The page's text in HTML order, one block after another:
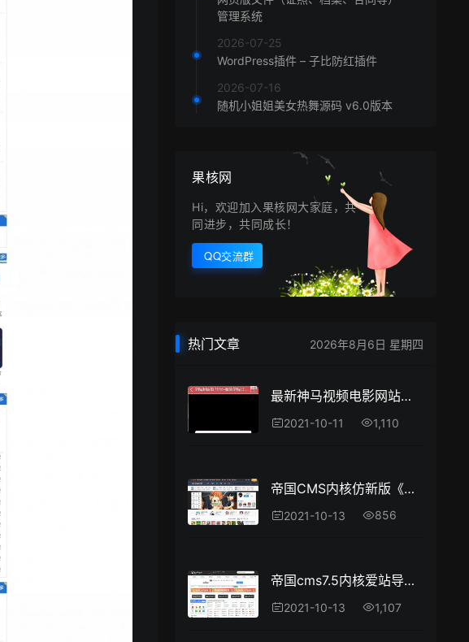
管理系统
2026-07-25
WordPress插件 – 子比防红插件
2026-07-16
随机小姐姐美女热舞源码 v6.0版本
果核网
Hi，欢迎加入果核网大家庭，共
同进步，共同成长！
QQ交流群
热门文章 2026年8月6日 星期四
最新神马视频电影网站源码二次修复 带VIP系统+采集
2021-10-11 1,110
帝国CMS内核仿新版《核弹头》手机H5小游戏网站源码 带手机版
2021-10-13 856
帝国cms7.5内核爱站导航网整站源码 打包带数据库
2021-10-13 1,107